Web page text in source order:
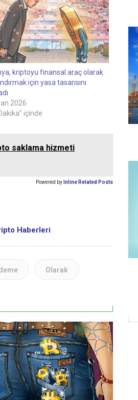
kriptoyu finansal araç olarak
için yasa tasarısını
2026
içinde
saklama hizmeti
Powered by Inline Related Posts
Haberleri
Olarak